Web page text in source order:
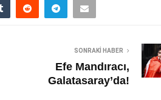
SONRAKI HABER
Efe Mandıracı,
Galatasaray’da!